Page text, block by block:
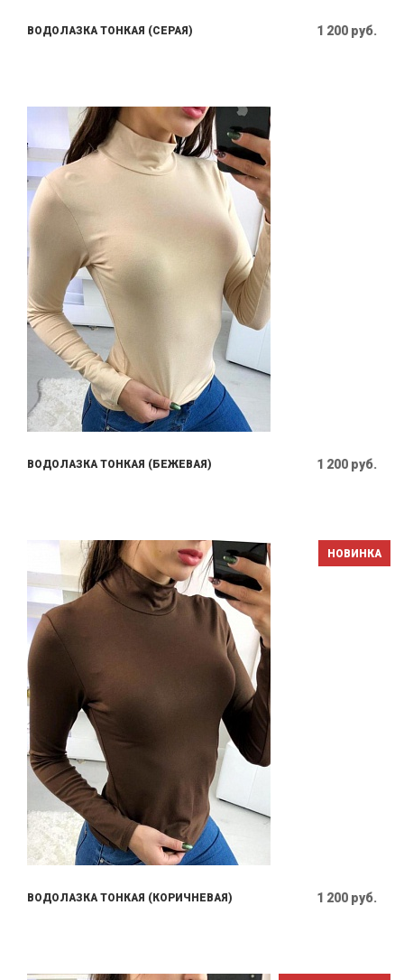
ВОДОЛАЗКА ТОНКАЯ (СЕРАЯ) 1 200 руб.
ВОДОЛАЗКА ТОНКАЯ (БЕЖЕВАЯ) 1 200 руб.
НОВИНКА
ВОДОЛАЗКА ТОНКАЯ (КОРИЧНЕВАЯ) 1 200 руб.